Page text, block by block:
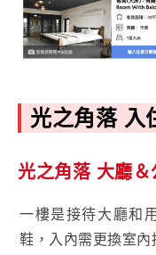
光之角落 入
光之角落 大廳 ＆
一樓是接待大廳和
鞋，入內需更換室內